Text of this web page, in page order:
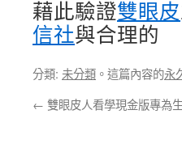
藉此驗證雙眼皮
信社與合理的
分類: 未分類 。這篇內容的永
← 雙眼皮人看學現金版專為